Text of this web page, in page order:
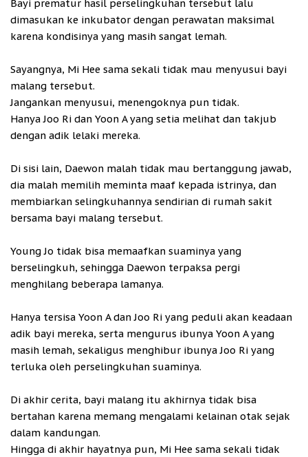
Bayi prematur hasil perselingkuhan tersebut lalu
dimasukan ke inkubator dengan perawatan maksimal
karena kondisinya yang masih sangat lemah.
Sayangnya, Mi Hee sama sekali tidak mau menyusui bayi
malang tersebut.
Jangankan menyusui, menengoknya pun tidak.
Hanya Joo Ri dan Yoon A yang setia melihat dan takjub
dengan adik lelaki mereka.
Di sisi lain, Daewon malah tidak mau bertanggung jawab,
dia malah memilih meminta maaf kepada istrinya, dan
membiarkan selingkuhannya sendirian di rumah sakit
bersama bayi malang tersebut.
Young Jo tidak bisa memaafkan suaminya yang
berselingkuh, sehingga Daewon terpaksa pergi
menghilang beberapa lamanya.
Hanya tersisa Yoon A dan Joo Ri yang peduli akan keadaan
adik bayi mereka, serta mengurus ibunya Yoon A yang
masih lemah, sekaligus menghibur ibunya Joo Ri yang
terluka oleh perselingkuhan suaminya.
Di akhir cerita, bayi malang itu akhirnya tidak bisa
bertahan karena memang mengalami kelainan otak sejak
dalam kandungan.
Hingga di akhir hayatnya pun, Mi Hee sama sekali tidak